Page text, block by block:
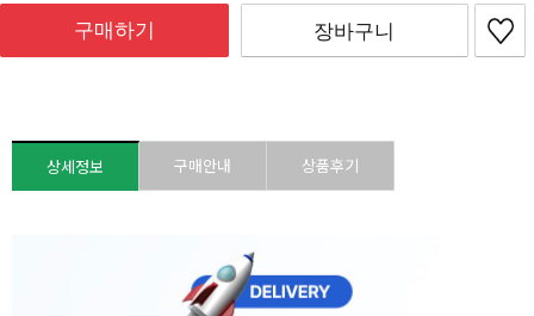
구매하기 장바구니
상세정보 구매안내 상품후기